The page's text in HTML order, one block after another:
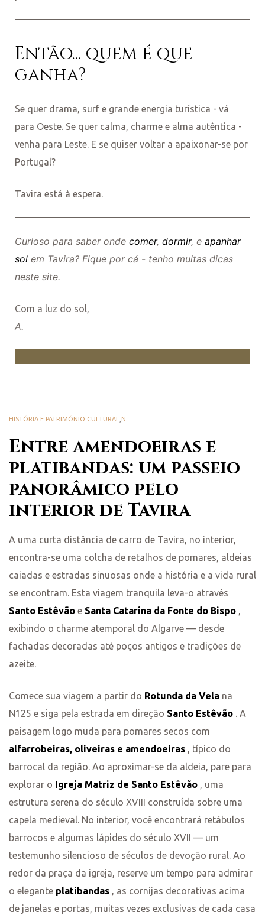
Então... quem é que
ganha?
Se quer drama, surf e grande energia turística - vá
para Oeste. Se quer calma, charme e alma autêntica -
venha para Leste. E se quiser voltar a apaixonar-se por
Portugal?
Tavira está à espera.
Curioso para saber onde comer, dormir, e apanhar
sol em Tavira? Fique por cá - tenho muitas dicas
neste site.
Com a luz do sol,
A.
Entre amendoeiras e
platibandas: um passeio
panorâmico pelo
interior de Tavira
HISTÓRIA E PATRIMÓNIO CULTURAL NATUREZA E BIODIVERSIDADE
A uma curta distância de carro de Tavira, no interior,
encontra-se uma colcha de retalhos de pomares, aldeias
caiadas e estradas sinuosas onde a história e a vida rural
se encontram. Esta viagem tranquila leva-o através
Santo Estêvão e Santa Catarina da Fonte do Bispo ,
exibindo o charme atemporal do Algarve — desde
fachadas decoradas até poços antigos e tradições de
azeite.
Comece sua viagem a partir do Rotunda da Vela na
N125 e siga pela estrada em direção Santo Estêvão . A
paisagem logo muda para pomares secos com
alfarrobeiras, oliveiras e amendoeiras , típico do
barrocal da região. Ao aproximar-se da aldeia, pare para
explorar o Igreja Matriz de Santo Estêvão , uma
estrutura serena do século XVIII construída sobre uma
capela medieval. No interior, você encontrará retábulos
barrocos e algumas lápides do século XVII — um
testemunho silencioso de séculos de devoção rural. Ao
redor da praça da igreja, reserve um tempo para admirar
o elegante platibandas , as cornijas decorativas acima
de janelas e portas, muitas vezes exclusivas de cada casa